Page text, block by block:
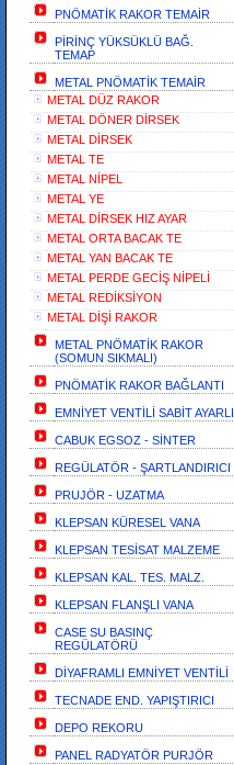
PNÖMATİK RAKOR TEMAİR
PİRİNÇ YÜKSÜKLÜ BAĞ.
TEMAP
METAL PNÖMATİK TEMAİR
METAL DÜZ RAKOR
METAL DÖNER DİRSEK
METAL DİRSEK
METAL TE
METAL NİPEL
METAL YE
METAL DİRSEK HIZ AYAR
METAL ORTA BACAK TE
METAL YAN BACAK TE
METAL PERDE GECİŞ NİPELİ
METAL REDİKSİYON
METAL DİŞİ RAKOR
METAL PNÖMATİK RAKOR
(SOMUN SIKMALI)
PNÖMATİK RAKOR BAĞLANTI
EMNİYET VENTİLİ SABİT AYARLI
CABUK EGSOZ - SİNTER
REGÜLATÖR - ŞARTLANDIRICI
PRUJÖR - UZATMA
KLEPSAN KÜRESEL VANA
KLEPSAN TESİSAT MALZEME
KLEPSAN KAL. TES. MALZ.
KLEPSAN FLANŞLI VANA
CASE SU BASINÇ
REGÜLATÖRÜ
DİYAFRAMLI EMNİYET VENTİLİ
TECNADE END. YAPIŞTIRICI
DEPO REKORU
PANEL RADYATÖR PURJÖR